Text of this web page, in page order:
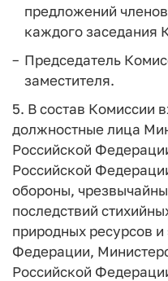
предложений
каждого заседания
Председатель
заместителя.
5. В состав Комиссии
должностные лица
Российской
Российской
обороны,
последствий
природных ресурсов
Федерации,
Российской